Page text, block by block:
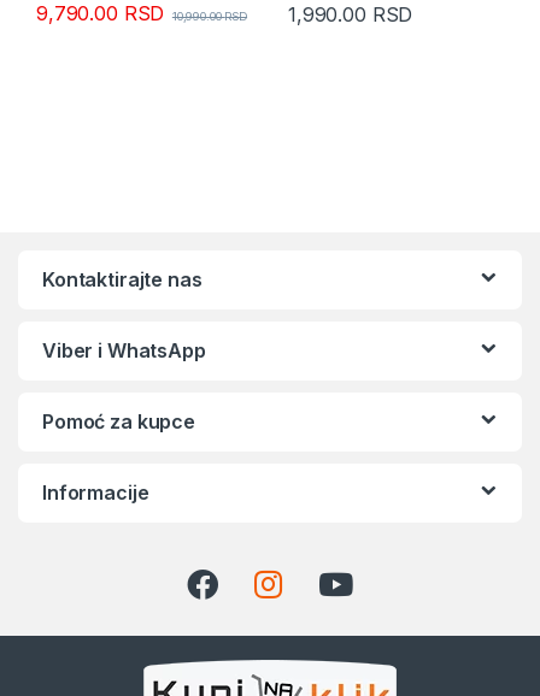
9,790.00 RSD 10,990.00RSD 1,990.00 RSD
Kontaktirajte nas
Viber i WhatsApp
Pomoć za kupce
Informacije